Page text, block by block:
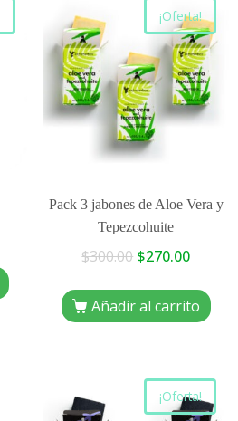
¡Oferta!
Pack 3 jabones de Aloe Vera y
Tepezcohuite
$300.00 $270.00
Añadir al carrito
¡Oferta!